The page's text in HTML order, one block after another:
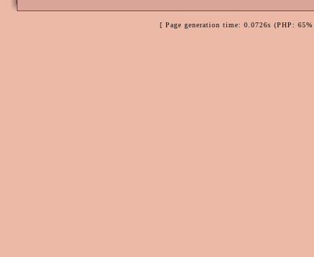
[ Page generation time: 0.0726s (PHP: